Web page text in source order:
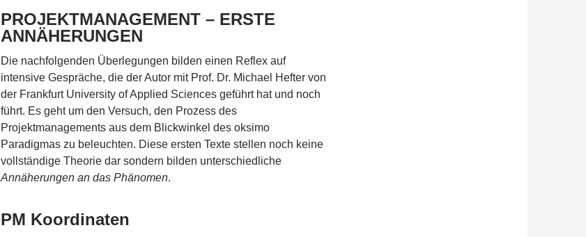
PROJEKTMANAGEMENT – ERSTE
ANNÄHERUNGEN
Die nachfolgenden Überlegungen bilden einen Reflex auf
intensive Gespräche, die der Autor mit Prof. Dr. Michael Hefter von
der Frankfurt University of Applied Sciences geführt hat und noch
führt. Es geht um den Versuch, den Prozess des
Projektmanagements aus dem Blickwinkel des oksimo
Paradigmas zu beleuchten. Diese ersten Texte stellen noch keine
vollständige Theorie dar sondern bilden unterschiedliche
Annäherungen an das Phänomen.
PM Koordinaten